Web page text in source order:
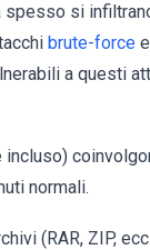
si
brute-force e
a questi
normali.
(RAR, ZIP,